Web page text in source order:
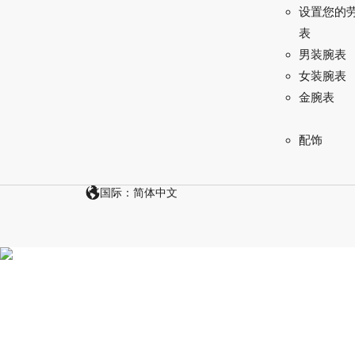
设置您的
表
男装腕表
女装腕表
金腕表
配饰
国际：简体中文